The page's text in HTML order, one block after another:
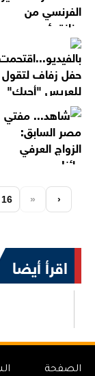
16 » ›
اقرأ أيضا
الصفحة